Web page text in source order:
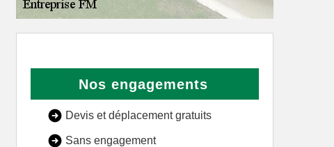
Nos engagements
Devis et déplacement gratuits
Sans engagement